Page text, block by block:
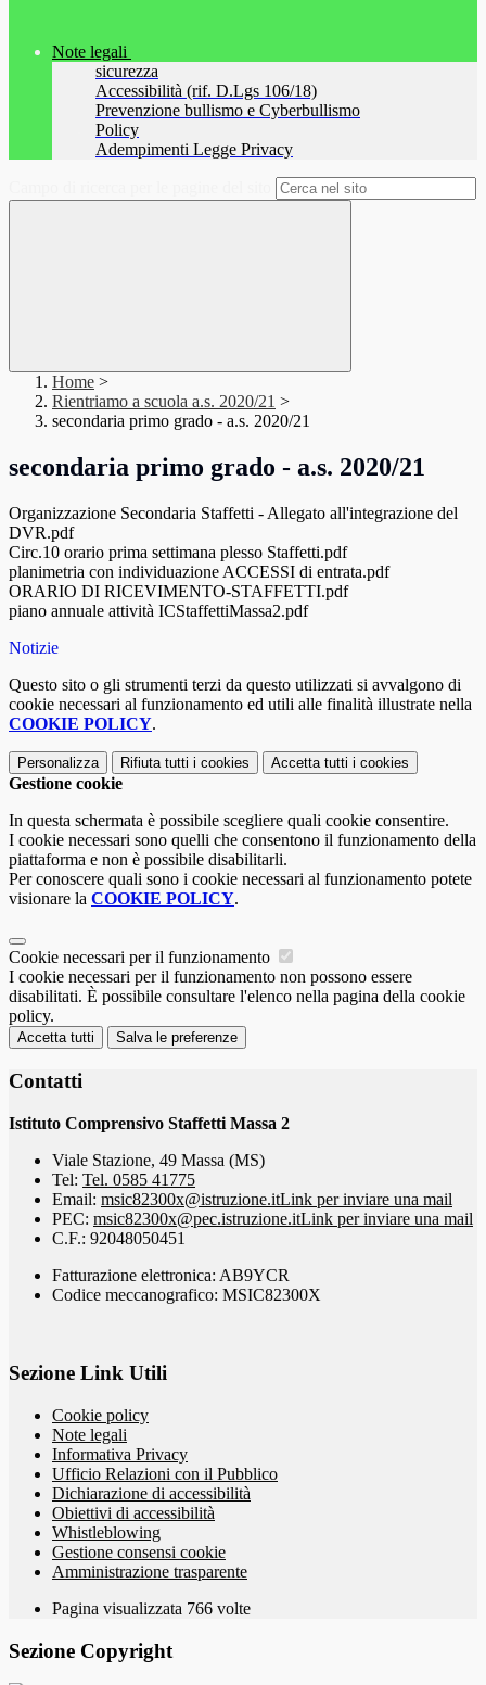
Note legali
sicurezza
Accessibilità (rif. D.Lgs 106/18)
Prevenzione bullismo e Cyberbullismo
Policy
Adempimenti Legge Privacy
Home >
Rientriamo a scuola a.s. 2020/21 >
secondaria primo grado - a.s. 2020/21
secondaria primo grado - a.s. 2020/21
Organizzazione Secondaria Staffetti - Allegato all'integrazione del
DVR.pdf
Circ.10 orario prima settimana plesso Staffetti.pdf
planimetria con individuazione ACCESSI di entrata.pdf
ORARIO DI RICEVIMENTO-STAFFETTI.pdf
piano annuale attività ICStaffettiMassa2.pdf
Notizie
Questo sito o gli strumenti terzi da questo utilizzati si avvalgono di
cookie necessari al funzionamento ed utili alle finalità illustrate nella
COOKIE POLICY.
Personalizza Rifiuta tutti i cookies Accetta tutti i cookies
Gestione cookie
In questa schermata è possibile scegliere quali cookie consentire.
I cookie necessari sono quelli che consentono il funzionamento della
piattaforma e non è possibile disabilitarli.
Per conoscere quali sono i cookie necessari al funzionamento potete
visionare la COOKIE POLICY.
Cookie necessari per il funzionamento
I cookie necessari per il funzionamento non possono essere
disabilitati. È possibile consultare l'elenco nella pagina della cookie
policy.
Accetta tutti Salva le preferenze
Contatti
Istituto Comprensivo Staffetti Massa 2
Viale Stazione, 49 Massa (MS)
Tel: Tel. 0585 41775
Email: msic82300x@istruzione.itLink per inviare una mail
PEC: msic82300x@pec.istruzione.itLink per inviare una mail
C.F.: 92048050451
Fatturazione elettronica: AB9YCR
Codice meccanografico: MSIC82300X
Sezione Link Utili
Cookie policy
Note legali
Informativa Privacy
Ufficio Relazioni con il Pubblico
Dichiarazione di accessibilità
Obiettivi di accessibilità
Whistleblowing
Gestione consensi cookie
Amministrazione trasparente
Pagina visualizzata 766 volte
Sezione Copyright